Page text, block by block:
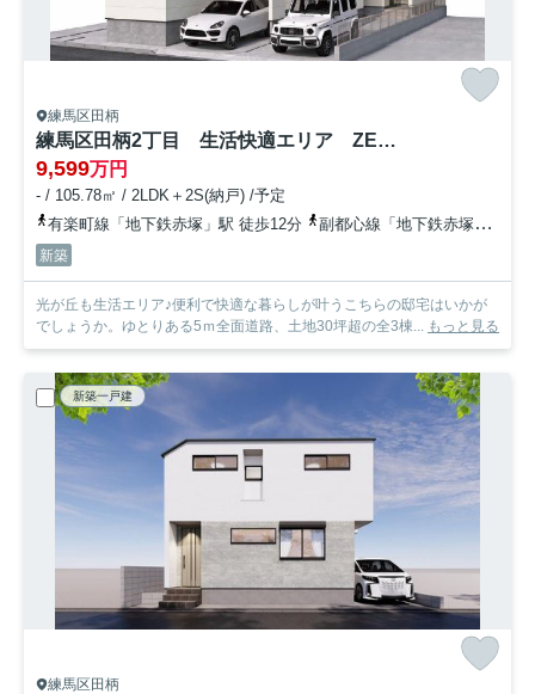
練馬区田柄
練馬区田柄2丁目 生活快適エリア ZEH水準省エネ邸宅 全3棟
9,599万円
- / 105.78㎡ / 2LDK＋2S(納戸) /予定
有楽町線「地下鉄赤塚」駅 徒歩12分
副都心線「地下鉄赤塚」駅 徒歩12分
新築
光が丘も生活エリア♪便利で快適な暮らしが叶うこちらの邸宅はいかが
でしょうか。ゆとりある5ｍ全面道路、土地30坪超の全3棟... もっと見る
新築一戸建
練馬区田柄